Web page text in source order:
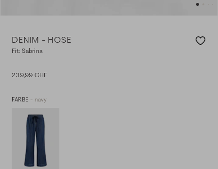
DENIM - HOSE
Fit: Sabrina
239,99 CHF
FARBE - navy